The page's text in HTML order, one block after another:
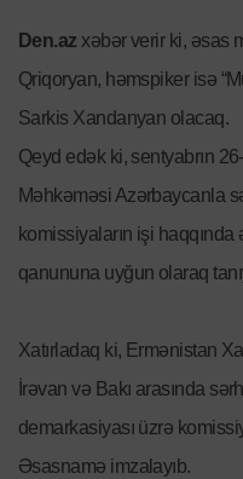
Den.az xəbər verir ki, əsas
Qriqoryan, həmspiker isə
Sarkis Xandanyan olacaq.
Qeyd edək ki, sentyabrın
Məhkəməsi Azərbaycanla
komissiyaların işi
qanununa uyğun olaraq
Xatırladaq ki, Ermənistan
İrəvan və Bakı arasında
demarkasiyası üzrə
Əsasnamə imzalayıb.